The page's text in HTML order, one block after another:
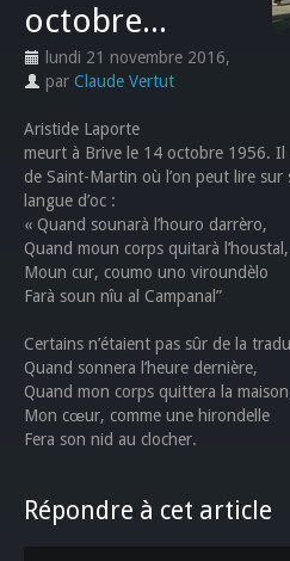
octobre...
lundi 21 novembre 2016,
par Claude Vertut
Aristide Laporte
meurt à Brive le 14 octobre 1956. Il
de Saint-Martin où l’on peut lire
langue d’oc :
« Quand sounarà l’houro darrèro,
Quand moun corps quitarà l’houstal,
Moun cur, coumo uno viroundèlo
Farà soun nîu al Campanal”
Certains n’étaient pas sûr de la
Quand sonnera l’heure dernière,
Quand mon corps quittera la
Mon cœur, comme une hirondelle
Fera son nid au clocher.
Répondre à cet article